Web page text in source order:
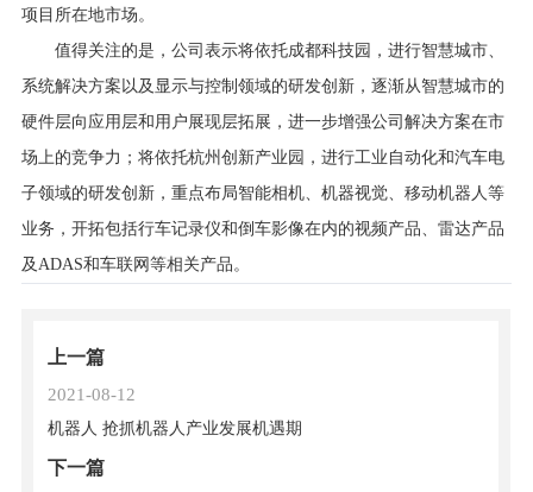
项目所在地市场。
值得关注的是，公司表示将依托成都科技园，进行智慧城市、
系统解决方案以及显示与控制领域的研发创新，逐渐从智慧城市的
硬件层向应用层和用户展现层拓展，进一步增强公司解决方案在市
场上的竞争力；将依托杭州创新产业园，进行工业自动化和汽车电
子领域的研发创新，重点布局智能相机、机器视觉、移动机器人等
业务，开拓包括行车记录仪和倒车影像在内的视频产品、雷达产品
及ADAS和车联网等相关产品。
上一篇
2021-08-12
机器人 抢抓机器人产业发展机遇期
下一篇